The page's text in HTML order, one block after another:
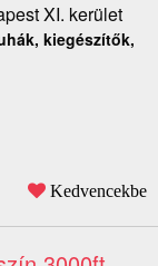
XI. kerület
kiegészítők,
Kedvencekbe